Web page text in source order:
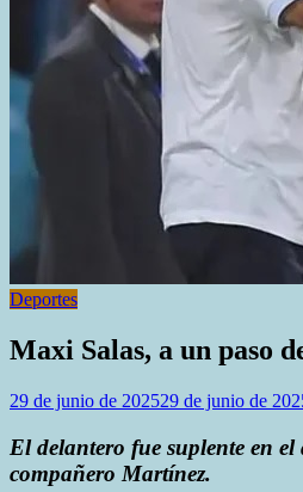
Deportes
Maxi Salas, a un paso
29 de junio de 202529 de junio de
El delantero fue suplente en
compañero Martínez.